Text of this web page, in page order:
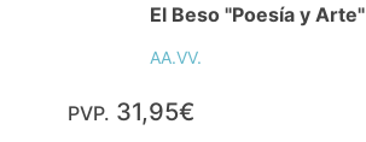
El Beso "Poesía y Arte"
AA.VV.
PVP. 31,95€